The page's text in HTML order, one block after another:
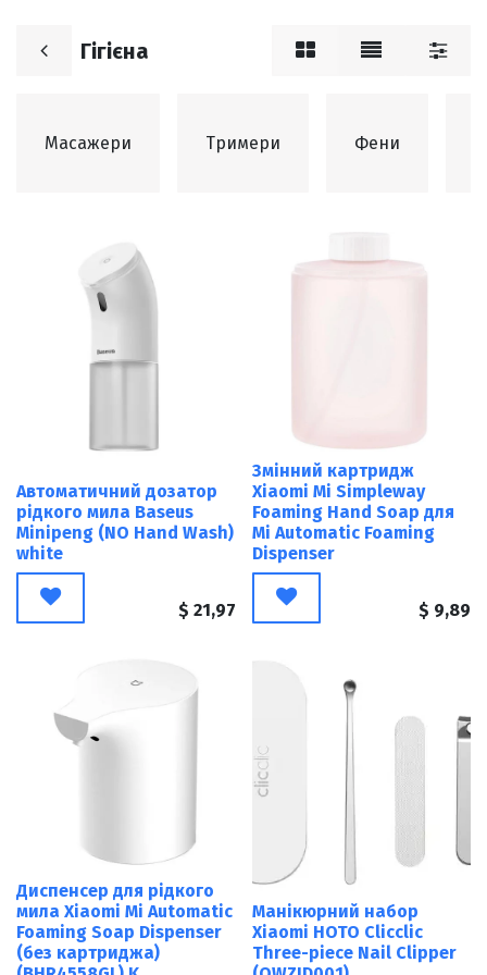
Гігієна
Масажери Тримери Фени
Автоматичний дозатор
рідкого мила Baseus
Minipeng (NO Hand Wash)
white
$ 21,97
Змінний картридж
Xiaomi Mi Simpleway
Foaming Hand Soap для
Mi Automatic Foaming
Dispenser
$ 9,89
Диспенсер для рідкого
мила Xiaomi Mi Automatic
Foaming Soap Dispenser
(без картриджа)
Манікюрний набор
Xiaomi HOTO Clicclic
Three-piece Nail Clipper